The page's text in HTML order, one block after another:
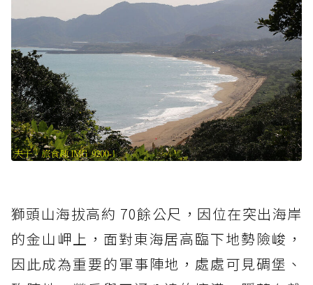
獅頭山海拔高約 70餘公尺，因位在突出海岸
的金山岬上，面對東海居高臨下地勢險峻，
因此成為重要的軍事陣地，處處可見碉堡、